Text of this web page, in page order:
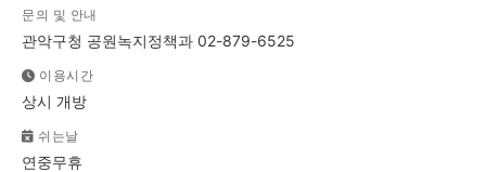
문의 및 안내
관악구청 공원녹지정책과 02-879-6525
이용시간
상시 개방
쉬는날
연중무휴